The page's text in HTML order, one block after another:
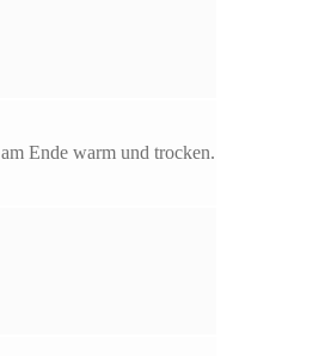
Ende warm und trocken.